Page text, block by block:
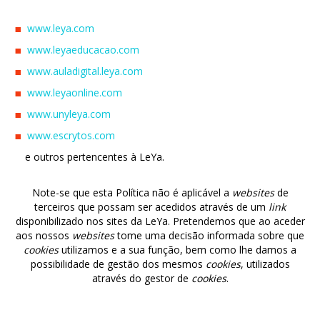
www.leya.com
www.leyaeducacao.com
www.auladigital.leya.com
www.leyaonline.com
www.unyleya.com
www.escrytos.com
e outros pertencentes à LeYa.
Note-se que esta Política não é aplicável a websitesde
terceiros que possam ser acedidos através de um link
disponibilizado nos sites da LeYa. Pretendemos que ao aceder
aos nossos websitestome uma decisão informada sobre que
cookiesutilizamos e a sua função, bem como lhe damos a
possibilidade de gestão dos mesmos cookies, utilizados
através do gestor de cookies.